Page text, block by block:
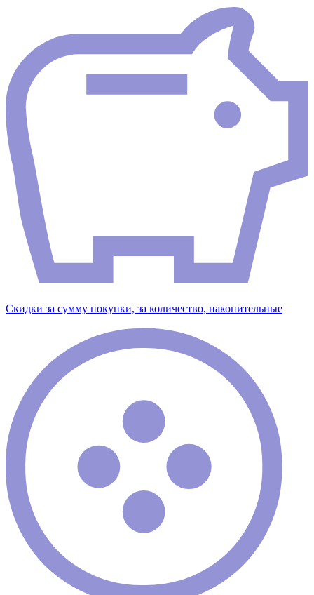
Скидки за сумму покупки, за количество, накопительные